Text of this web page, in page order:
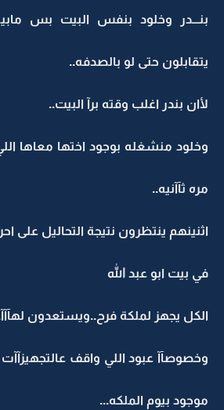
بنـــدر وخلود بنفس البيت بس
يتقابلون حتى لو بالصدفه..
لأان بندر اغلب وقته برآ البيت..
وخلود منشغله بوجود اختها معاها
مره ثآآنيه..
اثنينهم ينتظرون نتيجة التحاليل على
في بيت ابو عبد الله
الكل يجهز لملكة فرح..ويستعدون
وخصوصآآ عبود اللي واقف
موجود بيوم الملكه...